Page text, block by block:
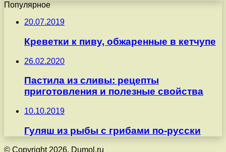
Популярное
20.07.2019
Креветки к пиву, обжаренные в кетчупе
26.02.2020
Пастила из сливы: рецепты
приготовления и полезные свойства
10.10.2019
Гуляш из рыбы с грибами по-русски
© Copyright 2026, Dumol.ru